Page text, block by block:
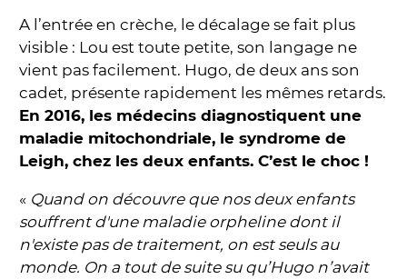
A l’entrée en crèche, le décalage se fait plus
visible : Lou est toute petite, son langage ne
vient pas facilement. Hugo, de deux ans son
cadet, présente rapidement les mêmes retards.
En 2016, les médecins diagnostiquent une
maladie mitochondriale, le syndrome de
Leigh, chez les deux enfants. C’est le choc !
« Quand on découvre que nos deux enfants
souffrent d'une maladie orpheline dont il
n'existe pas de traitement, on est seuls au
monde. On a tout de suite su qu’Hugo n’avait